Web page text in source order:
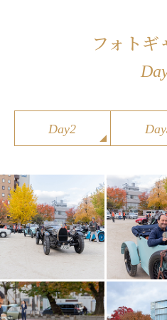
フォトギ
Day2